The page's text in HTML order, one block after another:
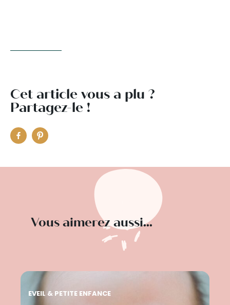
Cet article vous a plu ?
Partagez-le !
Vous aimerez aussi...
EVEIL & PETITE ENFANCE